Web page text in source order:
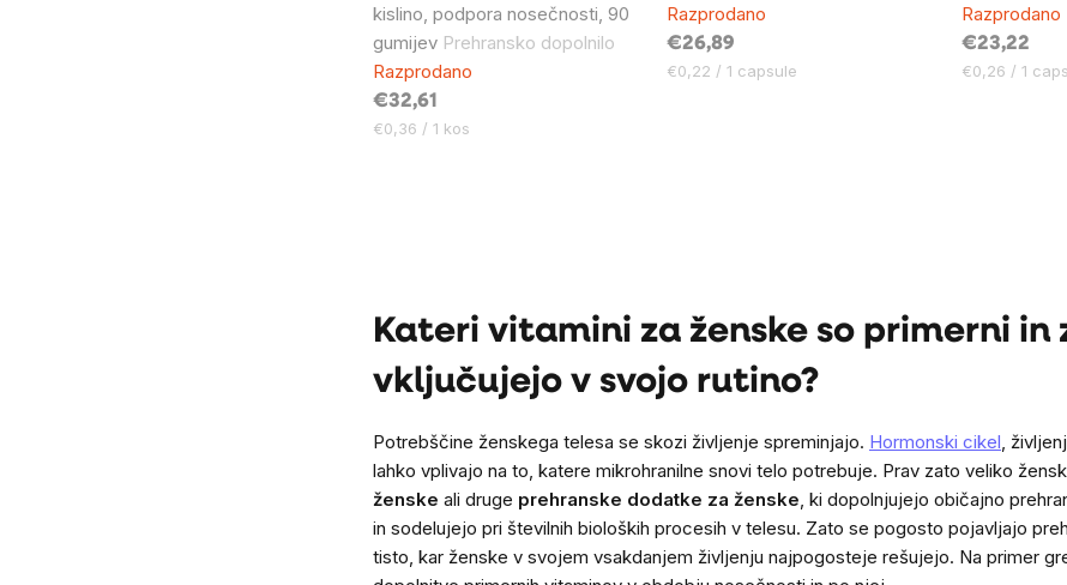
kislino, podpora nosečnosti, 90
gumijev Prehransko dopolnilo
Razprodano
€32,61
Cena
€0,36 / 1 kos
Razprodano
€26,89
Cena
€0,22 / 1 capsule
Razprodano
€23,22
Cena
€0,26 / 1
Kateri vitamini za ženske so primerni in
vključujejo v svojo rutino?
Potrebščine ženskega telesa se skozi življenje spreminjajo. Hormonski cikel,
lahko vplivajo na to, katere mikrohranilne snovi telo potrebuje. Prav zato veliko
ženske ali druge prehranske dodatke za ženske, ki dopolnjujejo običajno
in sodelujejo pri številnih bioloških procesih v telesu. Zato se pogosto pojavljajo
tisto, kar ženske v svojem vsakdanjem življenju najpogosteje rešujejo. Na primer